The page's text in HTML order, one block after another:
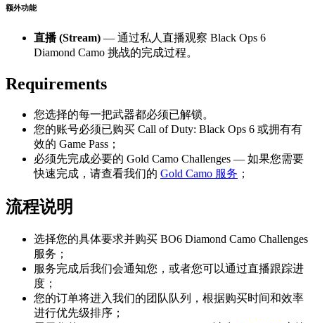
额外功能
直播 (Stream) — 通过私人直播观察 Black Ops 6
Diamond Camo 挑战的完成过程。
Requirements
您选择的每一把武器都必须已解锁。
您的账号必须已购买 Call of Duty: Black Ops 6 或拥有有
效的 Game Pass；
必须先完成必要的 Gold Camo Challenges — 如果您需要
快速完成，请查看我们的 Gold Camo 服务 ；
流程说明
选择您的具体要求并购买 BO6 Diamond Camo Challenges
服务；
服务完成后我们会通知您，或者您可以通过直播跟踪进
度；
您的订单将进入我们的团队队列，根据购买时间和效率
进行优先级排序；